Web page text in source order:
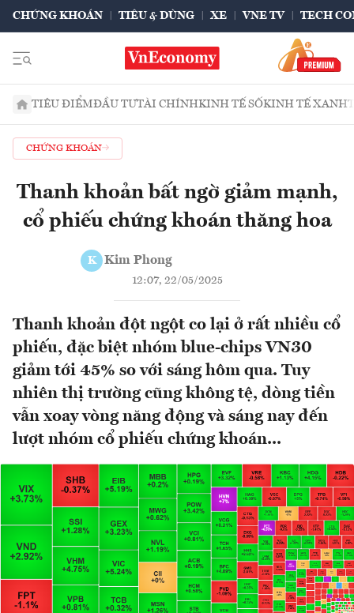
CHỨNG KHOÁN TIÊU & DÙNG XE VNE TV TECH
TIÊU ĐIỂMĐẦU TƯTÀI CHÍNHKINH TẾ SỐKINH TẾ XANH
CHỨNG KHOÁN
Thanh khoản bất ngờ giảm mạnh,
cổ phiếu chứng khoán thăng hoa
K Kim Phong
12:07, 22/05/2025
Thanh khoản đột ngột co lại ở rất nhiều cổ
phiếu, đặc biệt nhóm blue-chips VN30
giảm tới 45% so với sáng hôm qua. Tuy
nhiên thị trường cũng không tệ, dòng tiền
vẫn xoay vòng năng động và sáng nay đến
lượt nhóm cổ phiếu chứng khoán...